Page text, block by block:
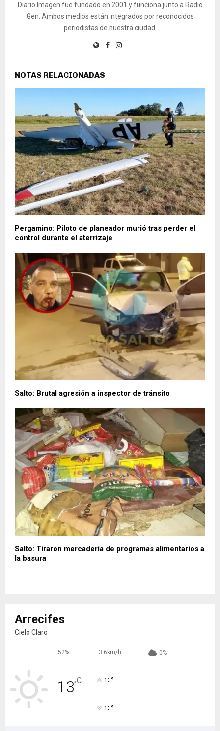
Diario Imagen fue fundado en 2001 y funciona junto a Radio
Gen. Ambos medios están integrados por reconocidos
periodistas de nuestra ciudad.
NOTAS RELACIONADAS
Pergamino: Piloto de planeador murió tras perder el
control durante el aterrizaje
Salto: Brutal agresión a inspector de tránsito
Salto: Tiraron mercadería de programas alimentarios a
la basura
Arrecifes
Cielo Claro
52% 3.6km/h 0%
13°C 13°
13°